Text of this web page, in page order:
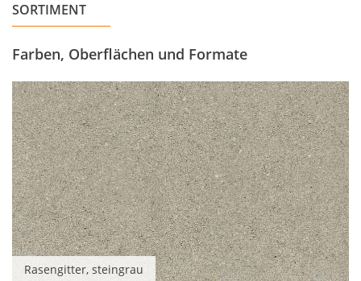
SORTIMENT
Farben, Oberflächen und Formate
Rasengitter, steingrau